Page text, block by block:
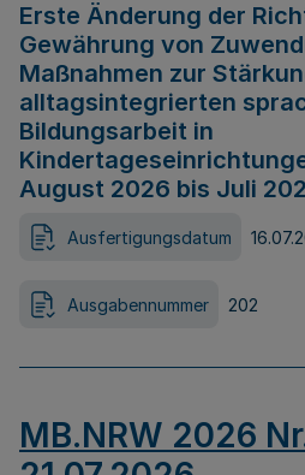
Erste Änderung der
Gewährung von
Maßnahmen zur
alltagsintegrierten
Bildungsarbeit in
August 2026 bis Juli
Ausfertigungsdatum
Ausgabennummer 202
MB.NRW 2026